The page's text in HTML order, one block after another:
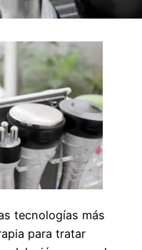
tecnologías más
para tratar